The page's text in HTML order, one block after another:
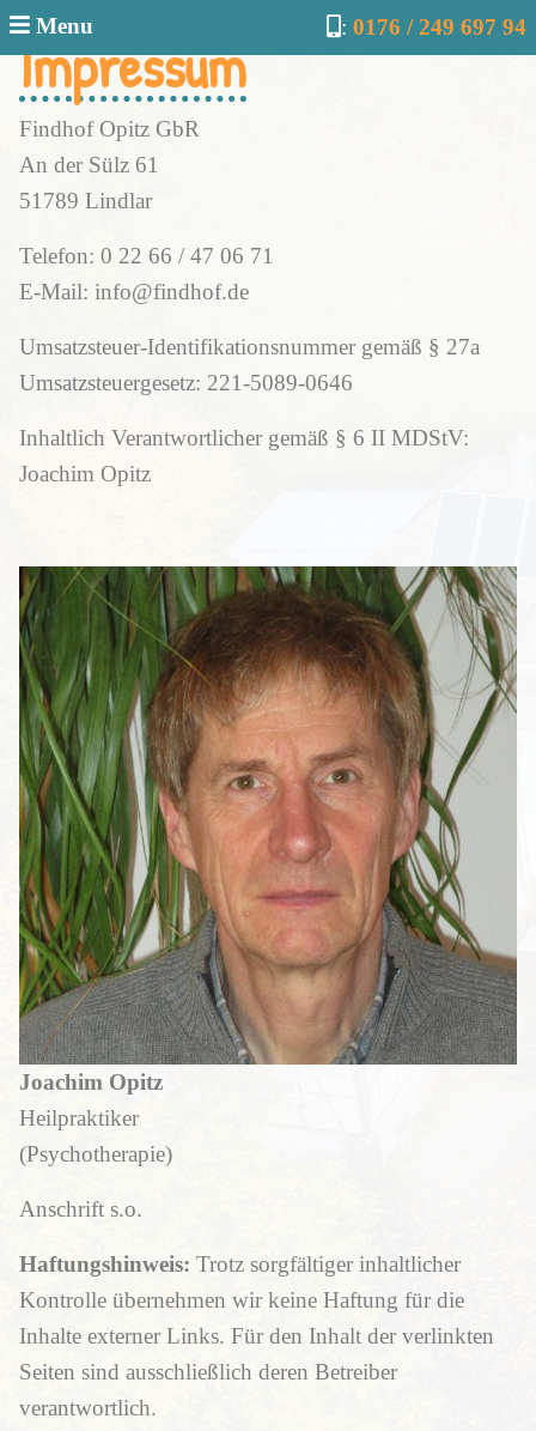
Menu : 0176 / 249 697 94
Impressum
Findhof Opitz GbR
An der Sülz 61
51789 Lindlar
Telefon: 0 22 66 / 47 06 71
E-Mail: info@findhof.de
Umsatzsteuer-Identifikationsnummer gemäß § 27a
Umsatzsteuergesetz: 221-5089-0646
Inhaltlich Verantwortlicher gemäß § 6 II MDStV:
Joachim Opitz
Joachim Opitz
Heilpraktiker
(Psychotherapie)
Anschrift s.o.
Haftungshinweis: Trotz sorgfältiger inhaltlicher
Kontrolle übernehmen wir keine Haftung für die
Inhalte externer Links. Für den Inhalt der verlinkten
Seiten sind ausschließlich deren Betreiber
verantwortlich.